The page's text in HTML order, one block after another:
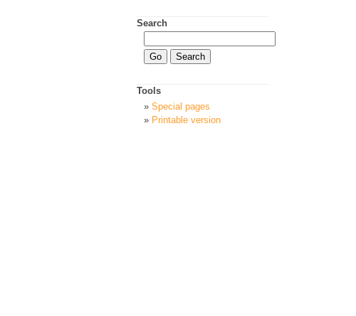
Search
Tools
Special pages
Printable version